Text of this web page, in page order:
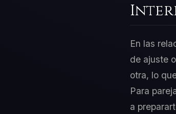
En las
de ajuste
otra, lo
Para
a